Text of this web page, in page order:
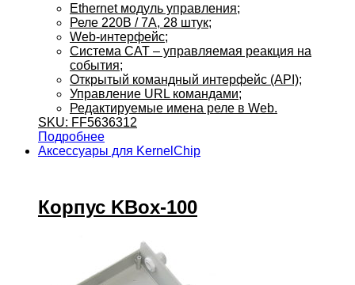
Ethernet модуль управления;
Реле 220В / 7А, 28 штук;
Web-интерфейс;
Система CAT – управляемая реакция на
события;
Открытый командный интерфейс (API);
Управление URL командами;
Редактируемые имена реле в Web.
SKU: FF5636312
Подробнее
Аксессуары для KernelChip
Корпус KBox-100